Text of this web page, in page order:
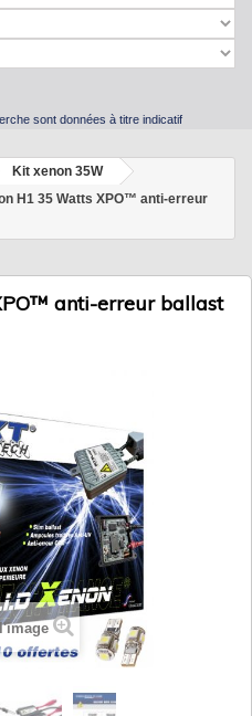
sont données à titre indicatif
Kit xenon 35W
H1 35 Watts XPO™ anti-erreur
anti-erreur ballast